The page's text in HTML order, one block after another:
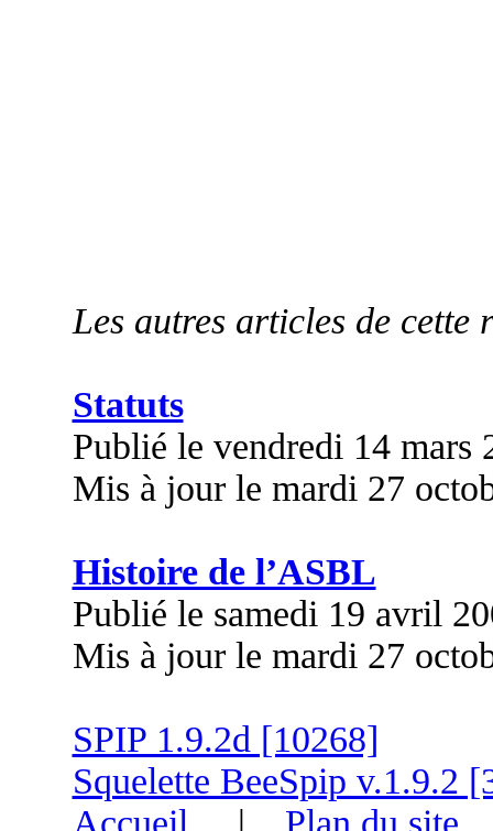
Les autres articles de cette
Statuts
Publié le vendredi 14 mars
Mis à jour le mardi 27
Histoire de l’ASBL
Publié le samedi 19 avril
Mis à jour le mardi 27
SPIP 1.9.2d [10268]
Squelette BeeSpip v.1.9.2
Accueil | Plan du site